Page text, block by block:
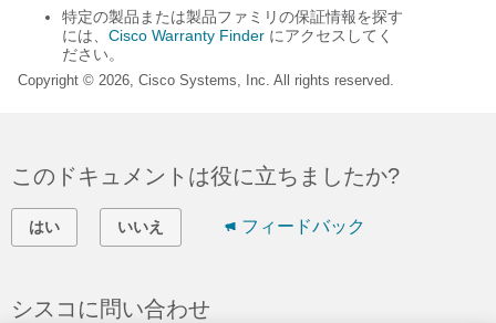
特定の製品または製品ファミリの保証情報を探す
には、 Cisco Warranty Finder にアクセスしてく
ださい。
Copyright © 2026, Cisco Systems, Inc. All rights reserved.
このドキュメントは役に立ちましたか?
はい いいえ フィードバック
シスコに問い合わせ